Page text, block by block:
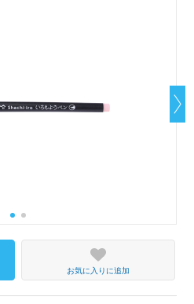
お気に入りに追加